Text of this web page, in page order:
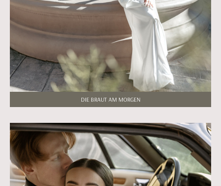
DIE BRAUT AM MORGEN